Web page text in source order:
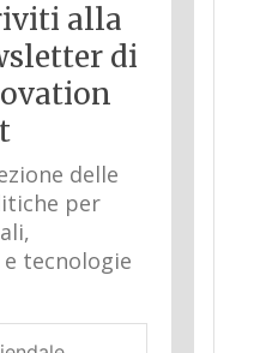
alla
di
delle
per
tecnologie